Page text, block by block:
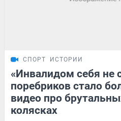
СПОРТ ИСТОРИИ
«Инвалидом себя не
поребриков стало
видео про
колясках